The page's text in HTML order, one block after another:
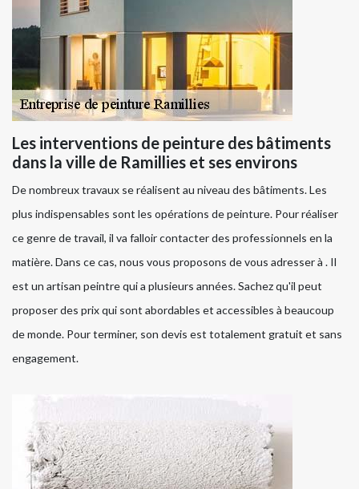
Les interventions de peinture des bâtiments
dans la ville de Ramillies et ses environs
De nombreux travaux se réalisent au niveau des bâtiments. Les
plus indispensables sont les opérations de peinture. Pour réaliser
ce genre de travail, il va falloir contacter des professionnels en la
matière. Dans ce cas, nous vous proposons de vous adresser à . Il
est un artisan peintre qui a plusieurs années. Sachez qu'il peut
proposer des prix qui sont abordables et accessibles à beaucoup
de monde. Pour terminer, son devis est totalement gratuit et sans
engagement.